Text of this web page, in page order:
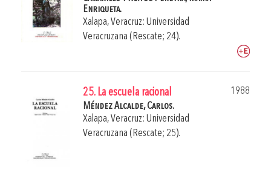
Enriqueta.
Xalapa, Veracruz: Universidad
Veracruzana (Rescate; 24).
25. La escuela racional
1988
Méndez Alcalde, Carlos.
Xalapa, Veracruz: Universidad
Veracruzana (Rescate; 25).